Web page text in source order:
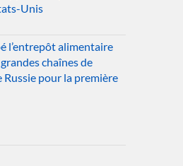
Unis
l’entrepôt alimentaire
chaînes de
Russie pour la première